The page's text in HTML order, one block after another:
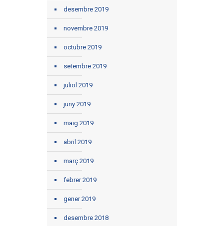
desembre 2019
novembre 2019
octubre 2019
setembre 2019
juliol 2019
juny 2019
maig 2019
abril 2019
març 2019
febrer 2019
gener 2019
desembre 2018